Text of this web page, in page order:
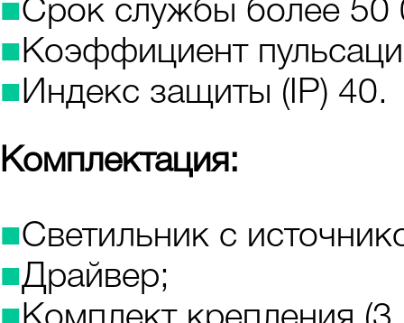
■Срок службы более 50
■ Коэффициент
■ Индекс защиты (IP) 40.
Комплектация:
■Светильник с
■Драйвер;